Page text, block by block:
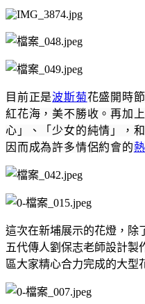
目前正是波斯菊花盛開時
紅花海，美不勝收。再加
心」、「少女的純情」，
因而成為許多情侶約會的
這次在新埔展示的花燈，除
五代傳人劉保志老師設計製
區大家精心合力完成的大型